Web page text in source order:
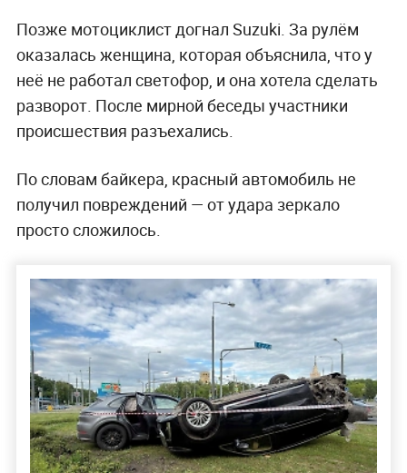
Позже мотоциклист догнал Suzuki. За рулём
оказалась женщина, которая объяснила, что у
неё не работал светофор, и она хотела сделать
разворот. После мирной беседы участники
происшествия разъехались.
По словам байкера, красный автомобиль не
получил повреждений — от удара зеркало
просто сложилось.